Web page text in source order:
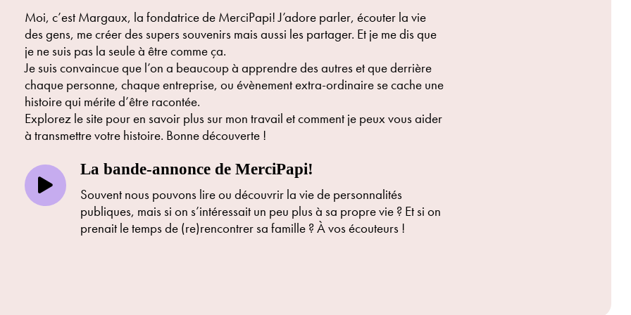
Moi, c’est Margaux, la fondatrice de MerciPapi! J’adore parler, écouter la vie
des gens, me créer des supers souvenirs mais aussi les partager. Et je me dis que
je ne suis pas la seule à être comme ça.
Je suis convaincue que l’on a beaucoup à apprendre des autres et que derrière
chaque personne, chaque entreprise, ou évènement extra-ordinaire se cache une
histoire qui mérite d’être racontée.
Explorez le site pour en savoir plus sur mon travail et comment je peux vous aider
à transmettre votre histoire. Bonne découverte !
La bande-annonce de MerciPapi!
Souvent nous pouvons lire ou découvrir la vie de personnalités
publiques, mais si on s’intéressait un peu plus à sa propre vie ? Et si on
prenait le temps de (re)rencontrer sa famille ? À vos écouteurs !